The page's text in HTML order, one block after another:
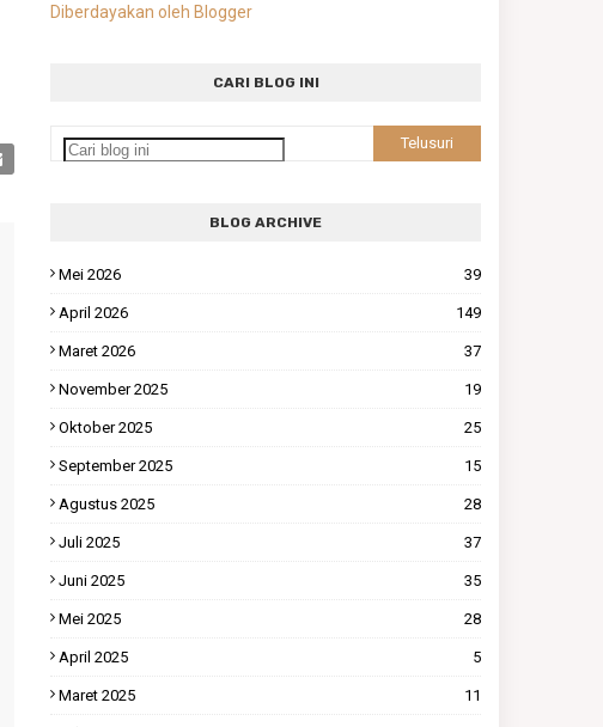
Diberdayakan oleh Blogger
CARI BLOG INI
BLOG ARCHIVE
Mei 2026 39
April 2026 149
Maret 2026 37
November 2025 19
Oktober 2025 25
September 2025 15
Agustus 2025 28
Juli 2025 37
Juni 2025 35
Mei 2025 28
April 2025 5
Maret 2025 11